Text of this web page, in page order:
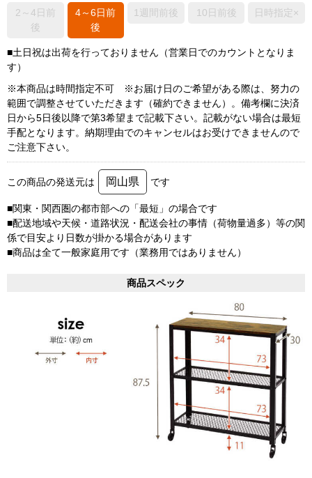
2～4日前
後
4～6日前
後
1週間前後 10日前後 日時指定×
■土日祝は出荷を行っておりません（営業日でのカウントとなりま
す）
※本商品は時間指定不可 ※お届け日のご希望がある際は、努力の
範囲で調整させていただきます（確約できません）。備考欄に決済
日から5日後以降で第3希望まで記載下さい。記載がない場合は最短
手配となります。納期理由でのキャンセルはお受けできませんので
ご注意下さい。
この商品の発送元は 岡山県 です
■関東・関西圏の都市部への「最短」の場合です
■配送地域や天候・道路状況・配送会社の事情（荷物量過多）等の関
係で目安より日数が掛かる場合があります
■商品は全て一般家庭用です（業務用ではありません）
商品スペック